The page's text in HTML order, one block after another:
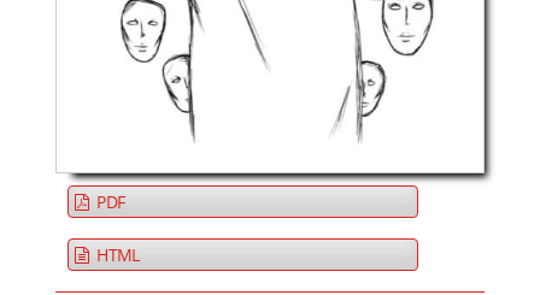
PDF
HTML